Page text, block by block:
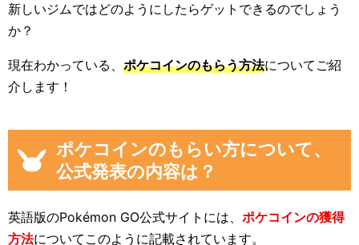
新しいジムではどのようにしたらゲットできるのでしょう
か？
現在わかっている、 ポケコインのもらう方法についてご紹
介します！
ポケコインのもらい方について、
公式発表の内容は？
英語版のPokémon GO公式サイトには、 ポケコインの獲得
方法についてこのように記載されています。